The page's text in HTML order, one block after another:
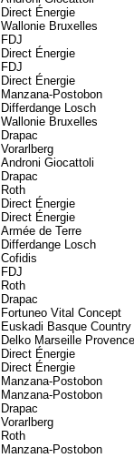
Direct Énergie
Wallonie Bruxelles
FDJ
Direct Énergie
FDJ
Direct Énergie
Manzana-Postobon
Differdange Losch
Wallonie Bruxelles
Drapac
Vorarlberg
Androni Giocattoli
Drapac
Roth
Direct Énergie
Direct Énergie
Armée de Terre
Differdange Losch
Cofidis
FDJ
Roth
Drapac
Fortuneo Vital Concept
Euskadi Basque Country
Delko Marseille Provence
Direct Énergie
Direct Énergie
Manzana-Postobon
Manzana-Postobon
Drapac
Vorarlberg
Roth
Manzana-Postobon